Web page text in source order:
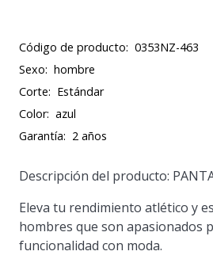
Código de producto: 0353NZ-463
Sexo: hombre
Corte: Estándar
Color: azul
Garantía: 2 años
Descripción del producto:
Eleva tu rendimiento atlético y
hombres que son apasionados
funcionalidad con moda.